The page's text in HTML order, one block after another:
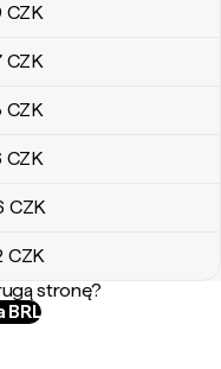
CZK
CZK
CZK
CZK
CZK
CZK
stronę?
BRL